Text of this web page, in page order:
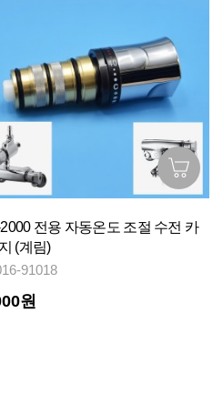
전용 자동온도 조절 수전 카
(계림)
91018
원